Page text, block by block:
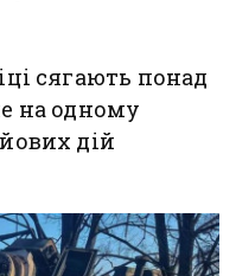
сягають понад
на одному
дій